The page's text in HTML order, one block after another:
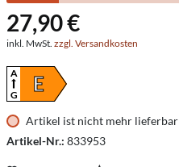
27,90 €
inkl. MwSt. zzgl. Versandkosten
E
A
G
Artikel ist nicht mehr lieferbar
Artikel-Nr.: 833953